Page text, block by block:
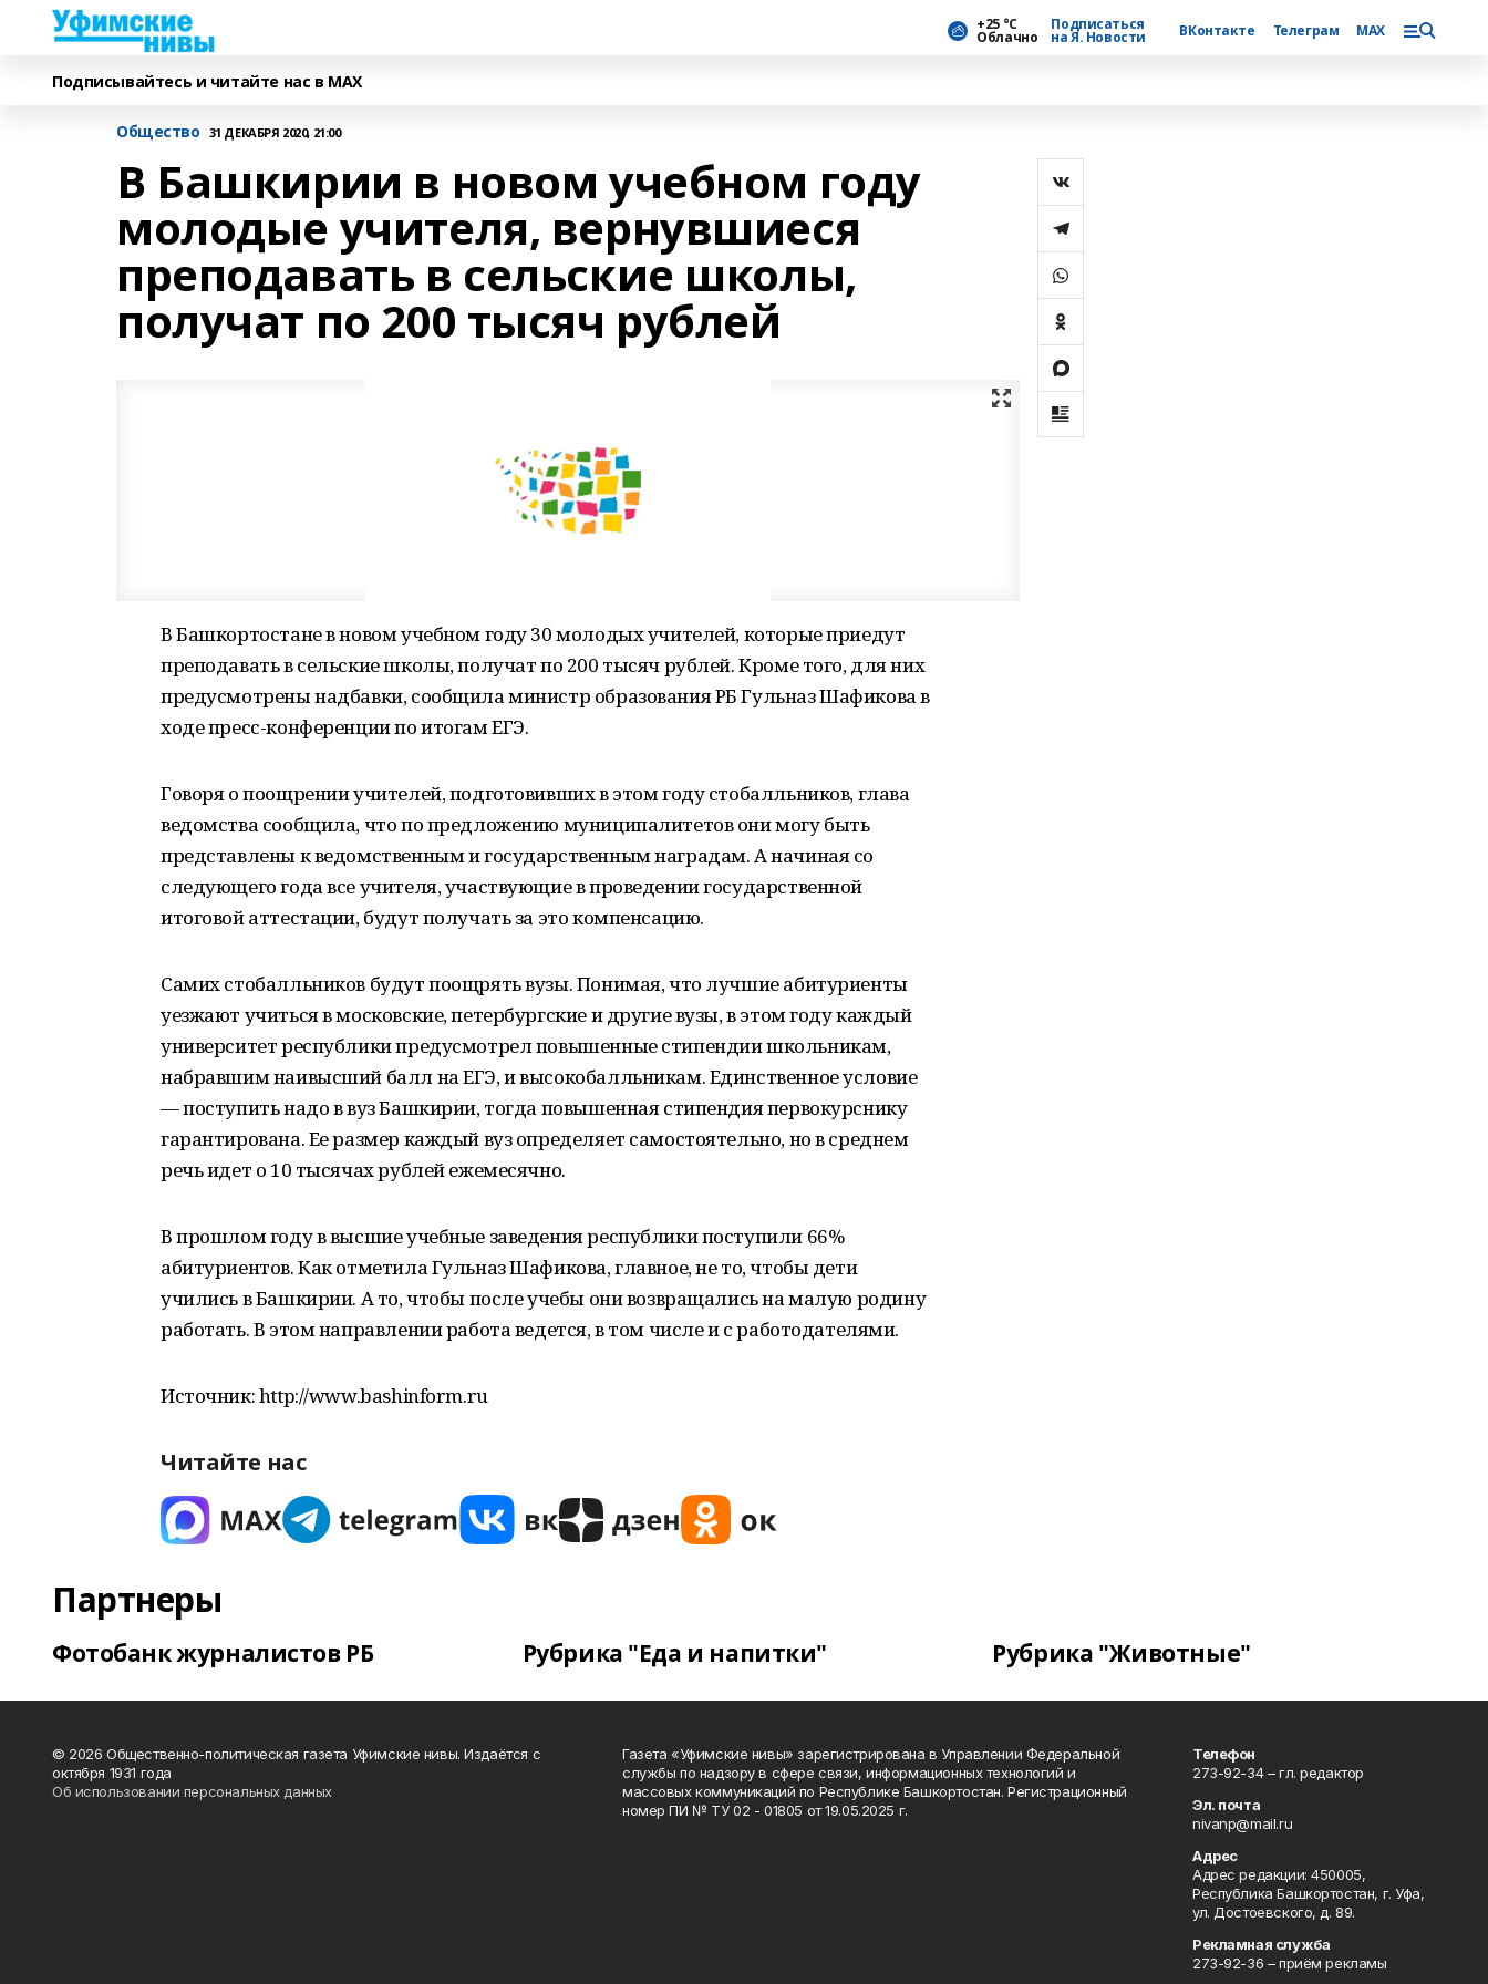
+25 °С
Облачно
Подписаться
на Я. Новости ВКонтакте Телеграм MAX
Подписывайтесь и читайте нас в MAX
Общество 31 ДЕКАБРЯ 2020, 21:00
В Башкирии в новом учебном году
молодые учителя, вернувшиеся
преподавать в сельские школы,
получат по 200 тысяч рублей
В Башкортостане в новом учебном году 30 молодых учителей, которые приедут
преподавать в сельские школы, получат по 200 тысяч рублей. Кроме того, для них
предусмотрены надбавки, сообщила министр образования РБ Гульназ Шафикова в
ходе пресс-конференции по итогам ЕГЭ.
Говоря о поощрении учителей, подготовивших в этом году стобалльников, глава
ведомства сообщила, что по предложению муниципалитетов они могу быть
представлены к ведомственным и государственным наградам. А начиная со
следующего года все учителя, участвующие в проведении государственной
итоговой аттестации, будут получать за это компенсацию.
Самих стобалльников будут поощрять вузы. Понимая, что лучшие абитуриенты
уезжают учиться в московские, петербургские и другие вузы, в этом году каждый
университет республики предусмотрел повышенные стипендии школьникам,
набравшим наивысший балл на ЕГЭ, и высокобалльникам. Единственное условие
— поступить надо в вуз Башкирии, тогда повышенная стипендия первокурснику
гарантирована. Ее размер каждый вуз определяет самостоятельно, но в среднем
речь идет о 10 тысячах рублей ежемесячно.
В прошлом году в высшие учебные заведения республики поступили 66%
абитуриентов. Как отметила Гульназ Шафикова, главное, не то, чтобы дети
учились в Башкирии. А то, чтобы после учебы они возвращались на малую родину
работать. В этом направлении работа ведется, в том числе и с работодателями.
Источник: http://www.bashinform.ru
Читайте нас
Партнеры
Фотобанк журналистов РБ Рубрика "Еда и напитки" Рубрика "Животные"
© 2026 Общественно-политическая газета Уфимские нивы. Издаётся с
октября 1931 года
Об использовании персональных данных
Газета «Уфимские нивы» зарегистрирована в Управлении Федеральной
службы по надзору в сфере связи, информационных технологий и
массовых коммуникаций по Республике Башкортостан. Регистрационный
номер ПИ № ТУ 02 - 01805 от 19.05.2025 г.
Телефон
273-92-34 – гл. редактор
Эл. почта
nivanp@mail.ru
Адрес
Адрес редакции: 450005,
Республика Башкортостан, г. Уфа,
ул. Достоевского, д. 89.
Рекламная служба
273-92-36 – приём рекламы